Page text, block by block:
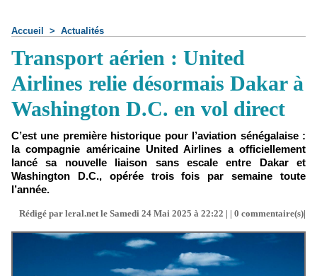
Accueil > Actualités
Transport aérien : United
Airlines relie désormais Dakar à
Washington D.C. en vol direct
C’est une première historique pour l’aviation sénégalaise :
la compagnie américaine United Airlines a officiellement
lancé sa nouvelle liaison sans escale entre Dakar et
Washington D.C., opérée trois fois par semaine toute
l’année.
Rédigé par leral.net le Samedi 24 Mai 2025 à 22:22 | | 0 commentaire(s)|